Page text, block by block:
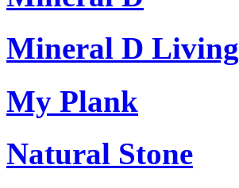
Mineral D Living
My Plank
Natural Stone